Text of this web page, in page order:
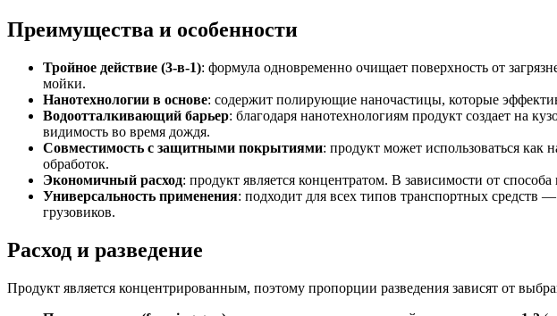
Преимущества и особенности
Тройное действие (3-в-1): формула одновременно очищает поверхность от
мойки.
Нанотехнологии в основе: содержит полирующие наночастицы, которые
Водоотталкивающий барьер: благодаря нанотехнологиям продукт создает на
видимость во время дождя.
Совместимость с защитными покрытиями: продукт может использоваться
обработок.
Экономичный расход: продукт является концентратом. В зависимости от
Универсальность применения: подходит для всех типов транспортных средств
грузовиков.
Расход и разведение
Продукт является концентрированным, поэтому пропорции разведения зависят от